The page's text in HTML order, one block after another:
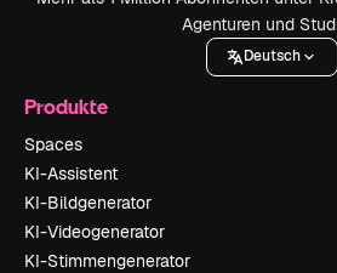
Agenturen und
Deutsch
Produkte
Spaces
KI-Assistent
KI-Bildgenerator
KI-Videogenerator
KI-Stimmengenerator